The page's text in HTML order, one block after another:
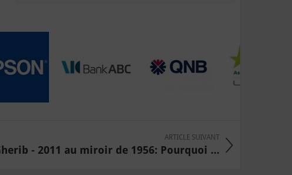
ARTICLE SUIVANT
- 2011 au miroir de 1956: Pourquoi ...